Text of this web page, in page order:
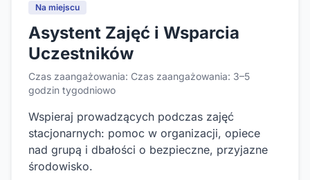
Na miejscu
Asystent Zajęć i Wsparcia
Uczestników
Czas zaangażowania: Czas zaangażowania: 3–5
godzin tygodniowo
Wspieraj prowadzących podczas zajęć
stacjonarnych: pomoc w organizacji, opiece
nad grupą i dbałości o bezpieczne, przyjazne
środowisko.